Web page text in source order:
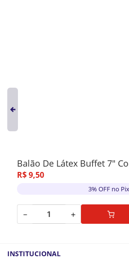
R$ 9,50
3% OFF no Pix
－ ＋
INSTITUCIONAL